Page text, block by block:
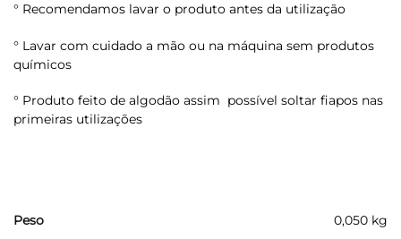
° Recomendamos lavar o produto antes da utilização
° Lavar com cuidado a mão ou na máquina sem produtos
químicos
° Produto feito de algodão assim possível soltar fiapos nas
primeiras utilizações
Peso 0,050 kg